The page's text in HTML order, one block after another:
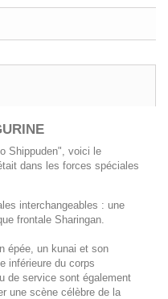
Shippuden", voici le
dans les forces spéciales
interchangeables : une
frontale Sharingan.
épée, un kunai et son
inférieure du corps
de service sont également
une scène célèbre de la